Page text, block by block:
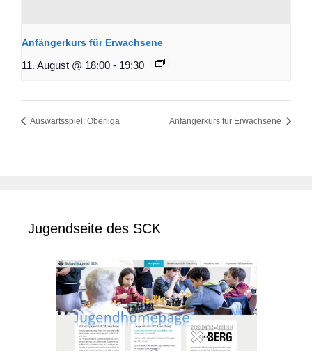
Anfängerkurs für Erwachsene
11. August @ 18:00 - 19:30
Auswärtsspiel: Oberliga Anfängerkurs für Erwachsene
Jugendseite des SCK